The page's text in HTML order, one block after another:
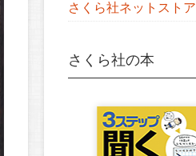
さくら社ネットストア
さくら社の本